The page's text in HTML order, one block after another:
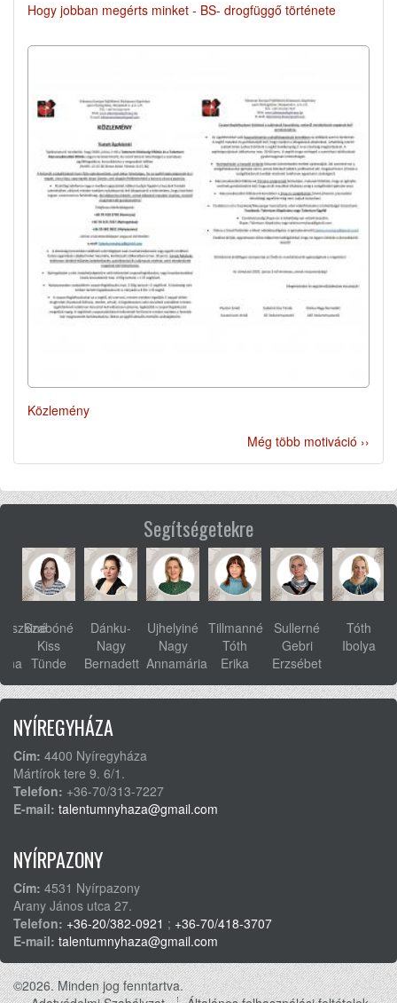
Hogy jobban megérts minket - BS- drogfüggő története
Közlemény
Még több motiváció ››
Segítségetekre
Szabóné
Kiss
Tünde
Dánku-
Nagy
Bernadett
Ujhelyiné
Nagy
Annamária
Tillmanné
Tóth
Erika
Sullerné
Gebri
Erzsébet
Tóth
Ibolya
NYÍREGYHÁZA
Cím: 4400 Nyíregyháza
Mártírok tere 9. 6/1.
Telefon: +36-70/313-7227
E-mail: talentumnyhaza@gmail.com
NYÍRPAZONY
Cím: 4531 Nyírpazony
Arany János utca 27.
Telefon: +36-20/382-0921 ; +36-70/418-3707
E-mail: talentumnyhaza@gmail.com
©2026. Minden jog fenntartva.